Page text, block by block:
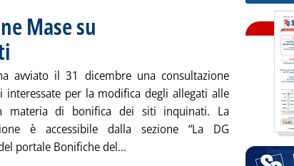
Mase su
avviato il 31 dicembre una consultazione
interessate per la modifica degli allegati alle
materia di bonifica dei siti inquinati. La
è accessibile dalla sezione “La DG
portale Bonifiche del...